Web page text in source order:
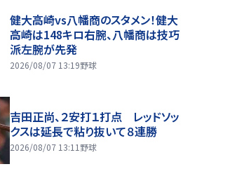
健大高崎vs八幡商のスタメン！健大
高崎は148キロ右腕、八幡商は技巧
派左腕が先発
2026/08/07 13:19野球
吉田正尚、２安打１打点 レッドソッ
クスは延長で粘り抜いて８連勝
2026/08/07 13:11 野球